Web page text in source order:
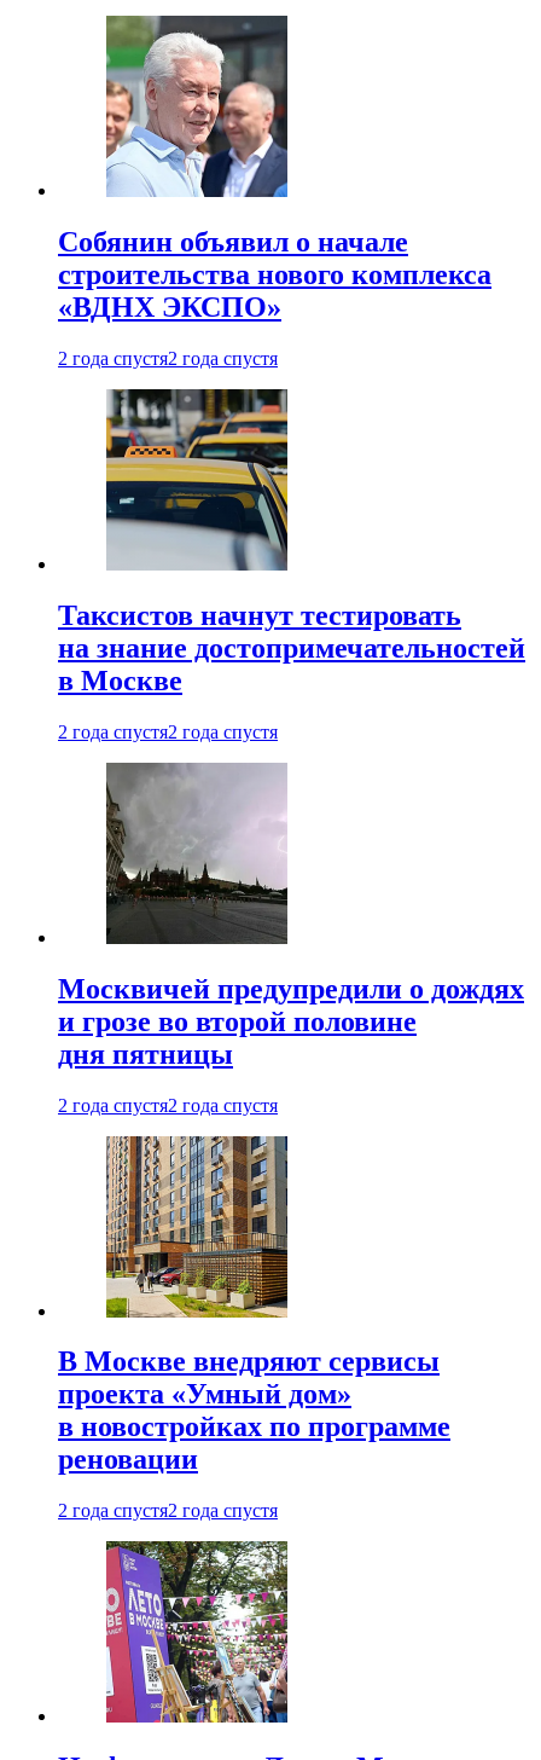
Собянин объявил о начале
строительства нового комплекса
«ВДНХ ЭКСПО»
2 года спустя2 года спустя
Таксистов начнут тестировать
на знание достопримечательностей
в Москве
2 года спустя2 года спустя
Москвичей предупредили о дождях
и грозе во второй половине
дня пятницы
2 года спустя2 года спустя
В Москве внедряют сервисы
проекта «Умный дом»
в новостройках по программе
реновации
2 года спустя2 года спустя